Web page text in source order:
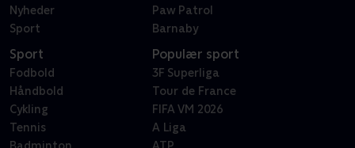
Nyheder
Sport
Paw Patrol
Barnaby
Sport
Fodbold
Håndbold
Cykling
Tennis
Populær sport
3F Superliga
Tour de France
FIFA VM 2026
A Liga